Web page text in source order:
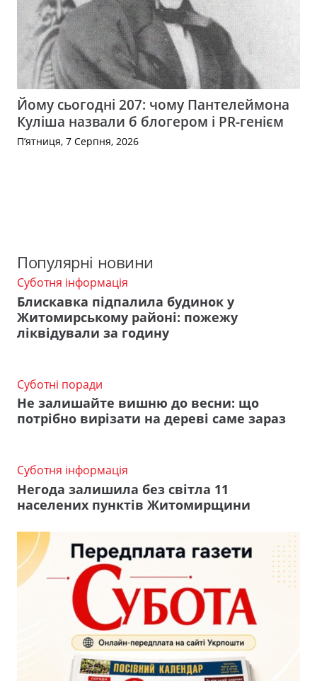
Йому сьогодні 207: чому Пантелеймона
Куліша назвали б блогером і PR-генієм
П’ятниця, 7 Серпня, 2026
Популярні новини
Суботня інформація
Блискавка підпалила будинок у
Житомирському районі: пожежу
ліквідували за годину
Суботні поради
Не залишайте вишню до весни: що
потрібно вирізати на дереві саме зараз
Суботня інформація
Негода залишила без світла 11
населених пунктів Житомирщини